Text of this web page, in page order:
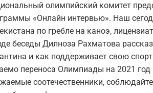
олимпийский комитет
«Онлайн интервью». Наш
по гребле на каноэ,
беседы Дилноза Рахматова
и как поддерживает свою
переноса Олимпиады на 2021 год
соотечественники,